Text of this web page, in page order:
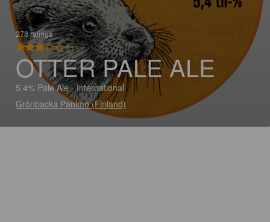
278 ratings
3.1
OTTER PALE ALE
5.4% Pale Ale - International
Grönbacka Panimo (Finland)